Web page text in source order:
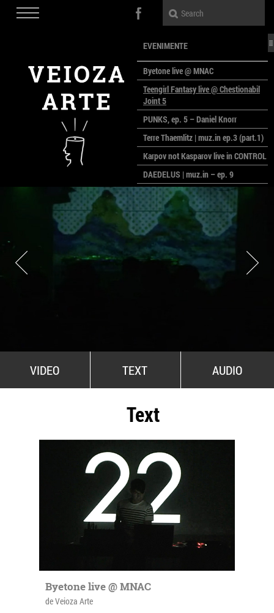
EVENIMENTE
Byetone live @ MNAC
Teengirl Fantasy live @ Chestionabil
Joint 5
PUNKS, ep. 5 – Daniel Knorr
Terre Thaemlitz | muz.in ep.3 (part.1)
Karpov not Kasparov live in CONTROL
DAEDELUS | muz.in – ep. 9
LALELE, LALELE – prima premieră a
anului la MACAZ
CinePOLSKA – filme poloneze la
București
PEOPLE OF ROMANIA se lansează la
galeria Simeza
All Stars For Outernational
VIDEO TEXT AUDIO
Text
Byetone live @ MNAC
de Veioza Arte